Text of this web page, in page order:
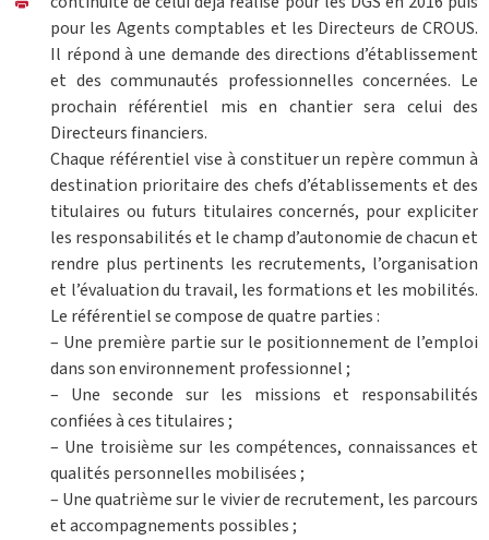
pour les Agents comptables et les Directeurs de CROUS.
Il répond à une demande des directions d’établissement
et des communautés professionnelles concernées. Le
prochain référentiel mis en chantier sera celui des
Directeurs financiers.
Chaque référentiel vise à constituer un repère commun à
destination prioritaire des chefs d’établissements et des
titulaires ou futurs titulaires concernés, pour expliciter
les responsabilités et le champ d’autonomie de chacun et
rendre plus pertinents les recrutements, l’organisation
et l’évaluation du travail, les formations et les mobilités.
Le référentiel se compose de quatre parties :
– Une première partie sur le positionnement de l’emploi
dans son environnement professionnel ;
– Une seconde sur les missions et responsabilités
confiées à ces titulaires ;
– Une troisième sur les compétences, connaissances et
qualités personnelles mobilisées ;
– Une quatrième sur le vivier de recrutement, les parcours
et accompagnements possibles ;